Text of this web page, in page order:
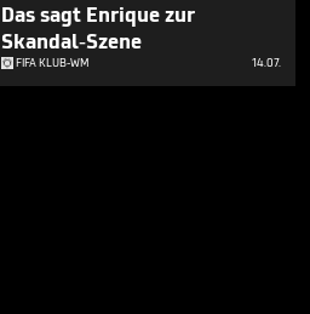
Das sagt Enrique zur
Skandal-Szene
FIFA KLUB-WM 14.07.